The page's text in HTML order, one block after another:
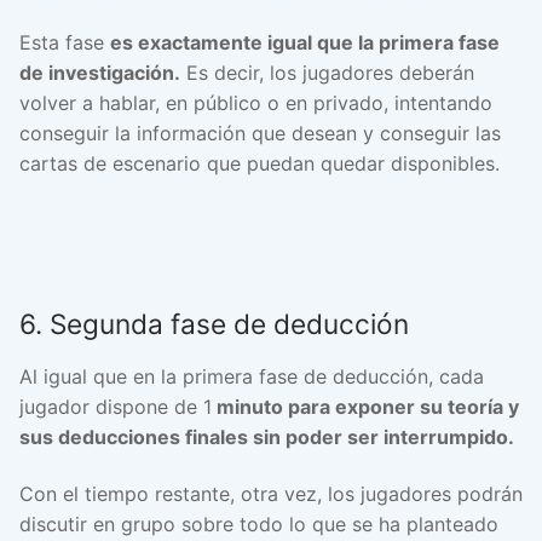
Esta fase es exactamente igual que la primera fase
de investigación. Es decir, los jugadores deberán
volver a hablar, en público o en privado, intentando
conseguir la información que desean y conseguir las
cartas de escenario que puedan quedar disponibles.
6. Segunda fase de deducción
Al igual que en la primera fase de deducción, cada
jugador dispone de 1 minuto para exponer su teoría y
sus deducciones finales sin poder ser interrumpido.
Con el tiempo restante, otra vez, los jugadores podrán
discutir en grupo sobre todo lo que se ha planteado